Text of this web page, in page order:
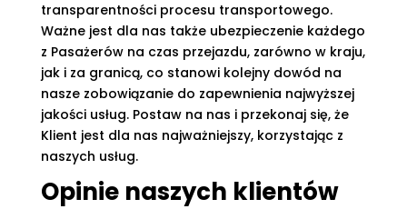
transparentności procesu transportowego.
Ważne jest dla nas także ubezpieczenie każdego
z Pasażerów na czas przejazdu, zarówno w kraju,
jak i za granicą, co stanowi kolejny dowód na
nasze zobowiązanie do zapewnienia najwyższej
jakości usług. Postaw na nas i przekonaj się, że
Klient jest dla nas najważniejszy, korzystając z
naszych usług.
Opinie naszych klientów